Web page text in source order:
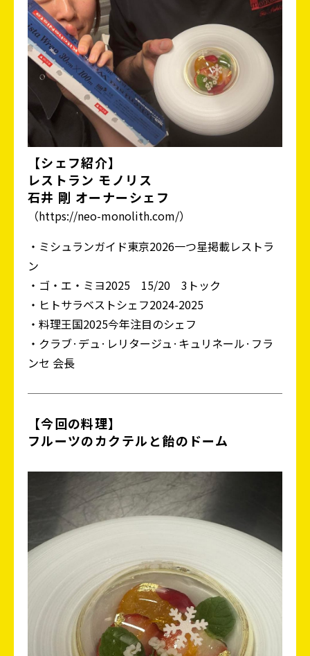
【シェフ紹介】
レストラン モノリス
石井 剛 オーナーシェフ
（https://neo-monolith.com/）
・ミシュランガイド東京2026一つ星掲載レストラ
ン
・ゴ・エ・ミヨ2025 15/20 3トック
・ヒトサラベストシェフ2024-2025
・料理王国2025今年注目のシェフ
・クラブ·デュ·レリタージュ·キュリネール·フラ
ンセ 会長
【今回の料理】
フルーツのカクテルと飴のドーム